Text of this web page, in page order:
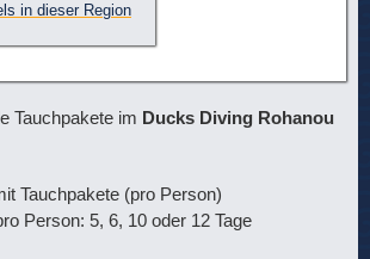
in dieser Region
Tauchpakete im Ducks Diving Rohanou
Tauchpakete (pro Person)
Person: 5, 6, 10 oder 12 Tage